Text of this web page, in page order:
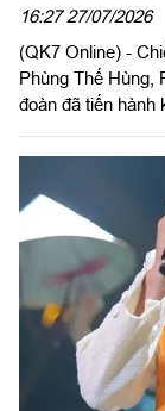
tim” năm
16:27 27/07/2026
(QK7 Online) -
Phùng Thế
đoàn đã tiến hành
lượng tham gia
Báo Nhân Dân tổ